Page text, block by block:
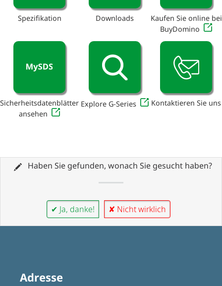
Spezifikation Downloads
Kaufen Sie online bei
BuyDomino
Sicherheitsdatenblätter
ansehen
Explore G-Series Kontaktieren Sie uns
Haben Sie gefunden, wonach Sie gesucht haben?
✔ Ja, danke! ✘ Nicht wirklich
Adresse